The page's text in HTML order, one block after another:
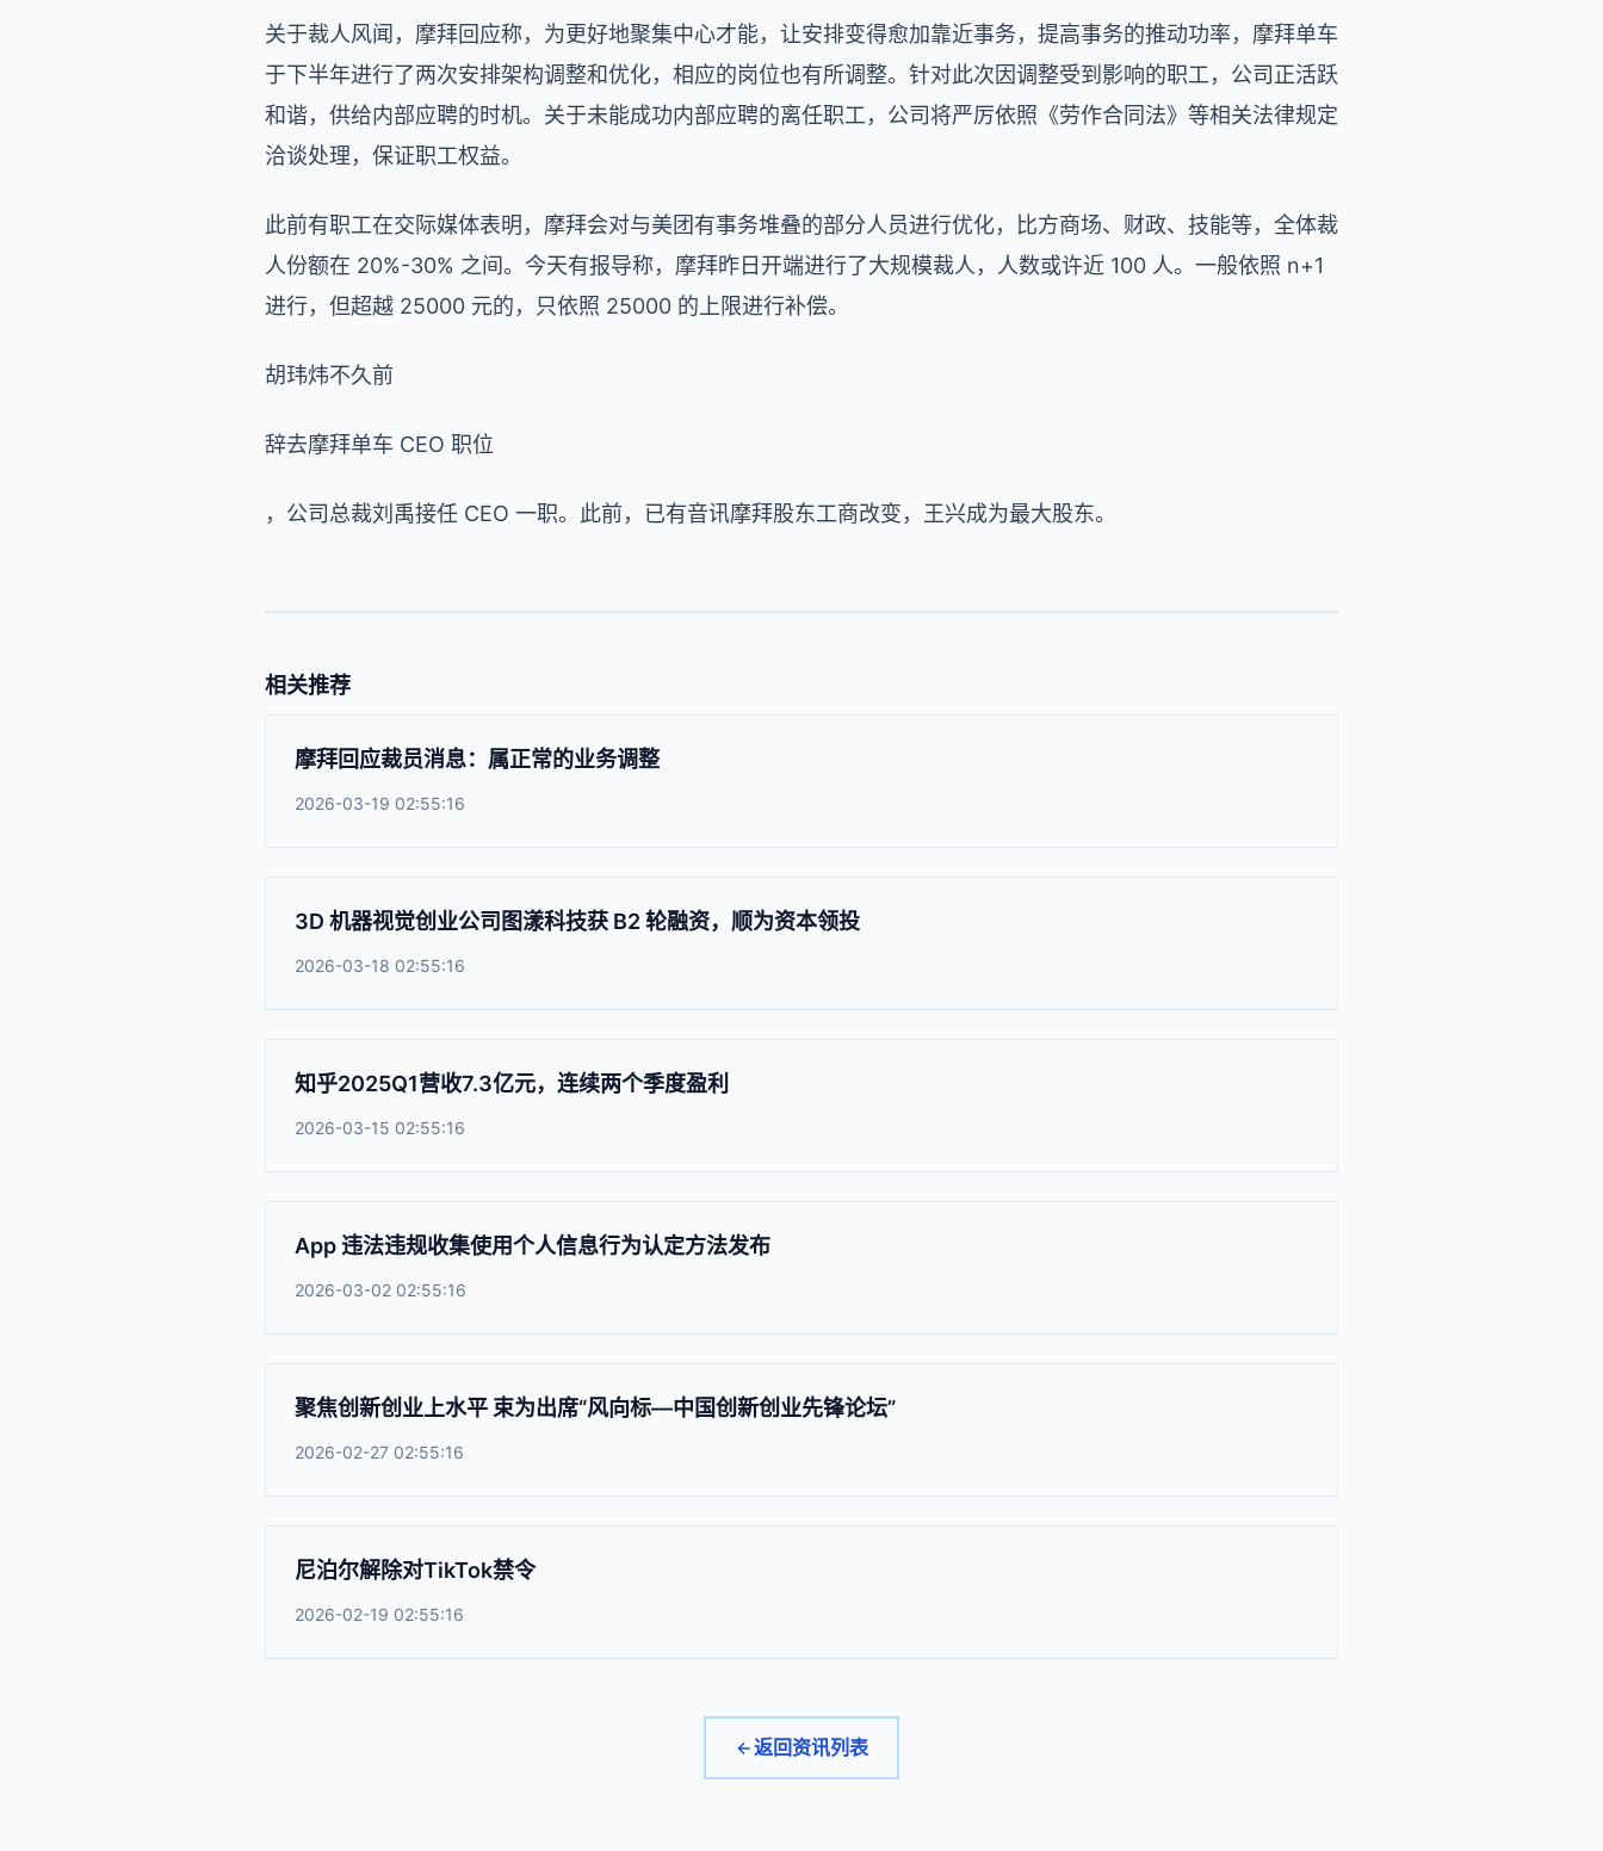
关于裁人风闻，摩拜回应称，为更好地聚集中心才能，让安排变得愈加靠近事务，提高事务的推动功率，摩拜单车
于下半年进行了两次安排架构调整和优化，相应的岗位也有所调整。针对此次因调整受到影响的职工，公司正活跃
和谐，供给内部应聘的时机。关于未能成功内部应聘的离任职工，公司将严厉依照《劳作合同法》等相关法律规定
洽谈处理，保证职工权益。
此前有职工在交际媒体表明，摩拜会对与美团有事务堆叠的部分人员进行优化，比方商场、财政、技能等，全体裁
人份额在 20%-30% 之间。今天有报导称，摩拜昨日开端进行了大规模裁人，人数或许近 100 人。一般依照 n+1
进行，但超越 25000 元的，只依照 25000 的上限进行补偿。
胡玮炜不久前
辞去摩拜单车 CEO 职位
，公司总裁刘禹接任 CEO 一职。此前，已有音讯摩拜股东工商改变，王兴成为最大股东。
相关推荐
摩拜回应裁员消息：属正常的业务调整
2026-03-19 02:55:16
3D 机器视觉创业公司图漾科技获 B2 轮融资，顺为资本领投
2026-03-18 02:55:16
知乎2025Q1营收7.3亿元，连续两个季度盈利
2026-03-15 02:55:16
App 违法违规收集使用个人信息行为认定方法发布
2026-03-02 02:55:16
聚焦创新创业上水平 束为出席“风向标—中国创新创业先锋论坛”
2026-02-27 02:55:16
尼泊尔解除对TikTok禁令
2026-02-19 02:55:16
返回资讯列表